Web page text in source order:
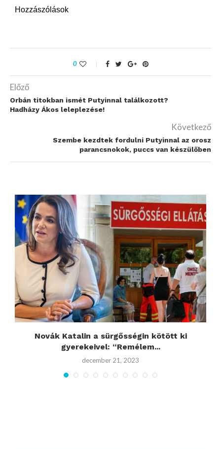
Hozzászólások
0
Előző
Orbán titokban ismét Putyinnal találkozott?
Hadházy Ákos leleplezése!
Következő
Szembe kezdtek fordulni Putyinnal az orosz
parancsnokok, puccs van készülőben
Novák Katalin a sürgősségin kötött ki
gyerekeivel: “Remélem...
december 21, 2023